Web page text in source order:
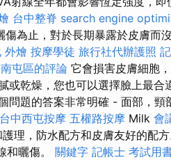
台中整脊 search engine
為止，對於長期暴露於皮膚而
外燴 按摩學徒 旅行社代辦護照
屯區的評論 它會損害皮膚細胞
或乾燥，您也可以選擇臉上最
問題的答案非常明確 - 面部，頸
台中西屯按摩 五權路按摩 Milk 會
理，防水配方和皮膚友好的配方
和曬傷。 關鍵字 記帳士 考試用